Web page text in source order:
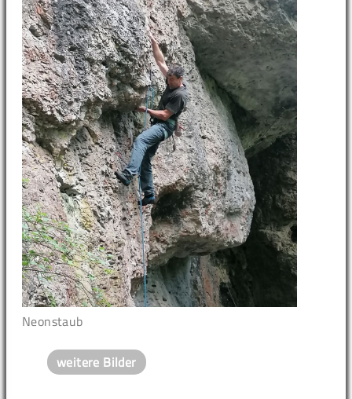
Neonstaub
weitere Bilder